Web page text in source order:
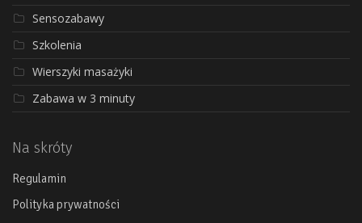
Sensozabawy
Szkolenia
Wierszyki masażyki
Zabawa w 3 minuty
Na skróty
Regulamin
Polityka prywatności